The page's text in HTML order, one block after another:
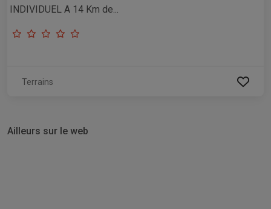
INDIVIDUEL A 14 Km de...
Terrains
Ailleurs sur le web